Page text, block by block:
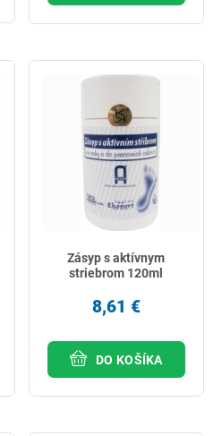
Zásyp s aktívnym
striebrom 120ml
8,61 €
DO KOŠÍKA